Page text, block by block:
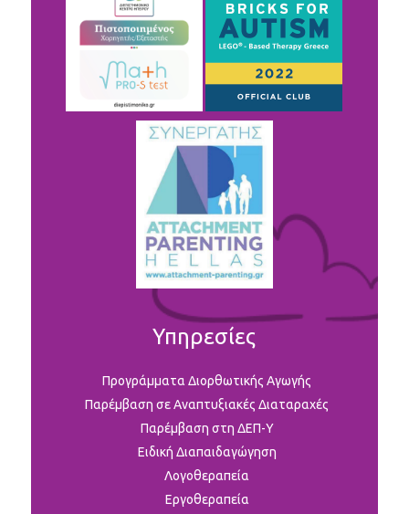
Υπηρεσίες
Προγράμματα Διορθωτικής Αγωγής
Παρέμβαση σε Αναπτυξιακές Διαταραχές
Παρέμβαση στη ΔΕΠ-Υ
Ειδική Διαπαιδαγώγηση
Λογοθεραπεία
Εργοθεραπεία